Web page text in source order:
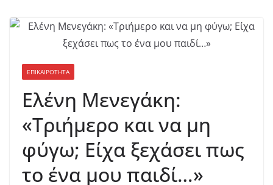
ΕΠΙΚΑΙΡΟΤΗΤΑ
Ελένη Μενεγάκη:
«Τριήμερο και να μη
φύγω; Είχα ξεχάσει πως
το ένα μου παιδί…»